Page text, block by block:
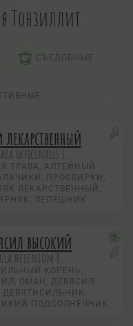
Тонзиллит
СЪЕДОБНЫЕ
лекарственный
officinalis L.
ТРАВА, АЛТЕЙНЫЙ
ПРОСВИРКИ,
ЛЕКАРСТВЕННЫЙ,
ЛЕПЕШНИК
высокий
helenium L.
КОРЕНЬ,
ОМАН, ДЕВЯСИЛ
ДЕВЯТИСИЛЬНИК,
ПОДСОЛНЕЧНИК